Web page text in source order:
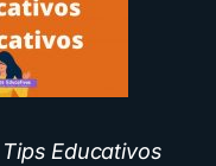
Educativos